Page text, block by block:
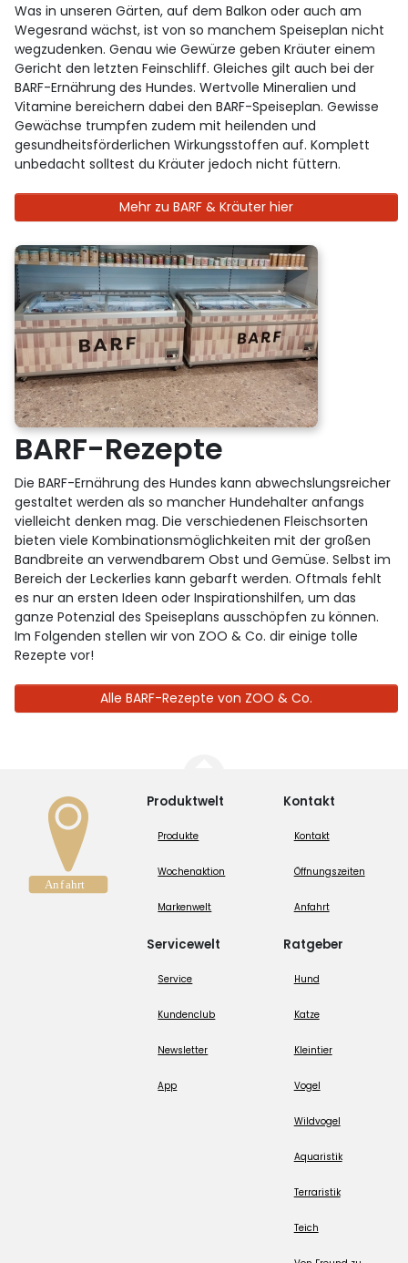
Was in unseren Gärten, auf dem Balkon oder auch am
Wegesrand wächst, ist von so manchem Speiseplan nicht
wegzudenken. Genau wie Gewürze geben Kräuter einem
Gericht den letzten Feinschliff. Gleiches gilt auch bei der
BARF-Ernährung des Hundes. Wertvolle Mineralien und
Vitamine bereichern dabei den BARF-Speiseplan. Gewisse
Gewächse trumpfen zudem mit heilenden und
gesundheitsförderlichen Wirkungsstoffen auf. Komplett
unbedacht solltest du Kräuter jedoch nicht füttern.
Mehr zu BARF & Kräuter hier
BARF-Rezepte
Die BARF-Ernährung des Hundes kann abwechslungsreicher
gestaltet werden als so mancher Hundehalter anfangs
vielleicht denken mag. Die verschiedenen Fleischsorten
bieten viele Kombinationsmöglichkeiten mit der großen
Bandbreite an verwendbarem Obst und Gemüse. Selbst im
Bereich der Leckerlies kann gebarft werden. Oftmals fehlt
es nur an ersten Ideen oder Inspirationshilfen, um das
ganze Potenzial des Speiseplans ausschöpfen zu können.
Im Folgenden stellen wir von ZOO & Co. dir einige tolle
Rezepte vor!
Alle BARF-Rezepte von ZOO & Co.
Produktwelt
Produkte
Wochenaktion
Markenwelt
Servicewelt
Service
Kundenclub
Newsletter
App
Kontakt
Kontakt
Öffnungszeiten
Anfahrt
Ratgeber
Hund
Katze
Kleintier
Vogel
Wildvogel
Aquaristik
Terraristik
Teich